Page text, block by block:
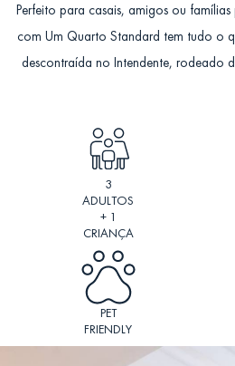
Perfeito para casais, amigos ou
com Um Quarto Standard tem tudo o
descontraída no Intendente, rodeado
3
ADULTOS
+ 1
CRIANÇA
PET
FRIENDLY